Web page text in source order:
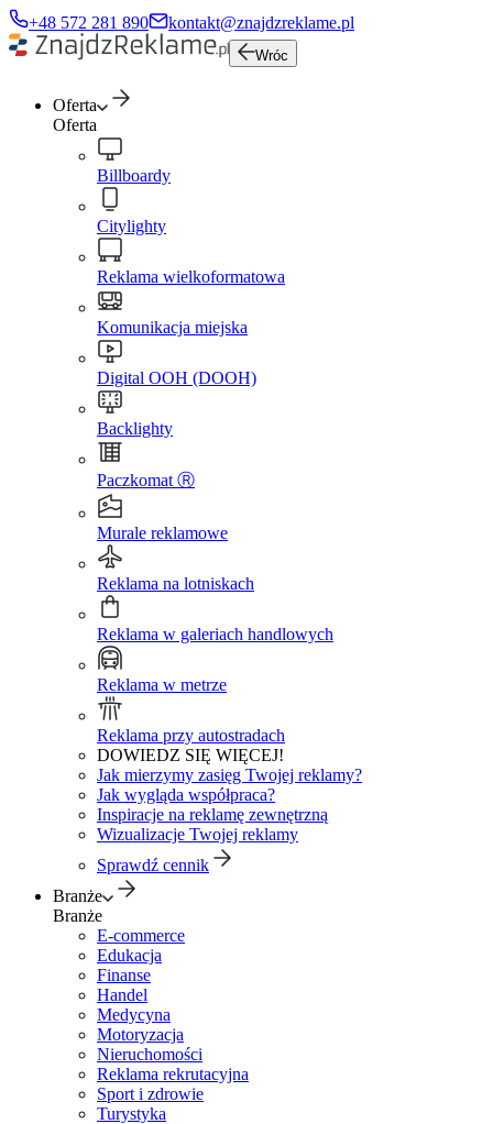
+48 572 281 890 kontakt@znajdzreklame.pl
Wróc
Oferta
Oferta
Billboardy
Citylighty
Reklama wielkoformatowa
Komunikacja miejska
Digital OOH (DOOH)
Backlighty
Paczkomat Ⓡ
Murale reklamowe
Reklama na lotniskach
Reklama w galeriach handlowych
Reklama w metrze
Reklama przy autostradach
DOWIEDZ SIĘ WIĘCEJ!
Jak mierzymy zasięg Twojej reklamy?
Jak wygląda współpraca?
Inspiracje na reklamę zewnętrzną
Wizualizacje Twojej reklamy
Sprawdź cennik
Branże
Branże
E-commerce
Edukacja
Finanse
Handel
Medycyna
Motoryzacja
Nieruchomości
Reklama rekrutacyjna
Sport i zdrowie
Turystyka